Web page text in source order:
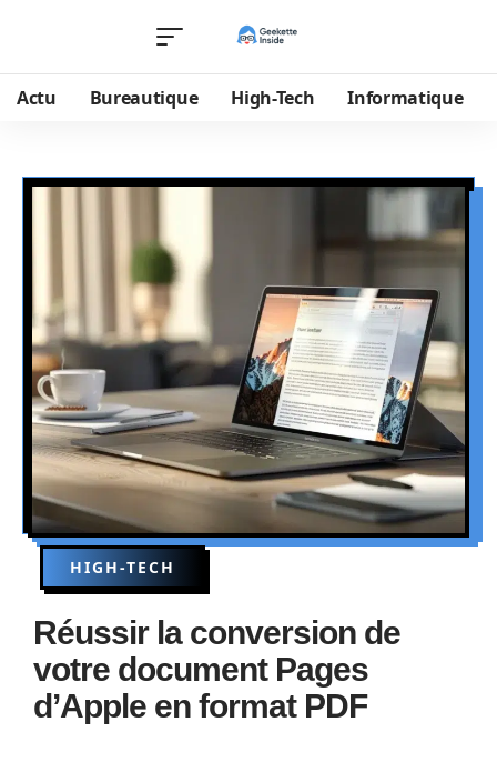
Actu Bureautique High-Tech Informatique
HIGH-TECH
Réussir la conversion de
votre document Pages
d’Apple en format PDF